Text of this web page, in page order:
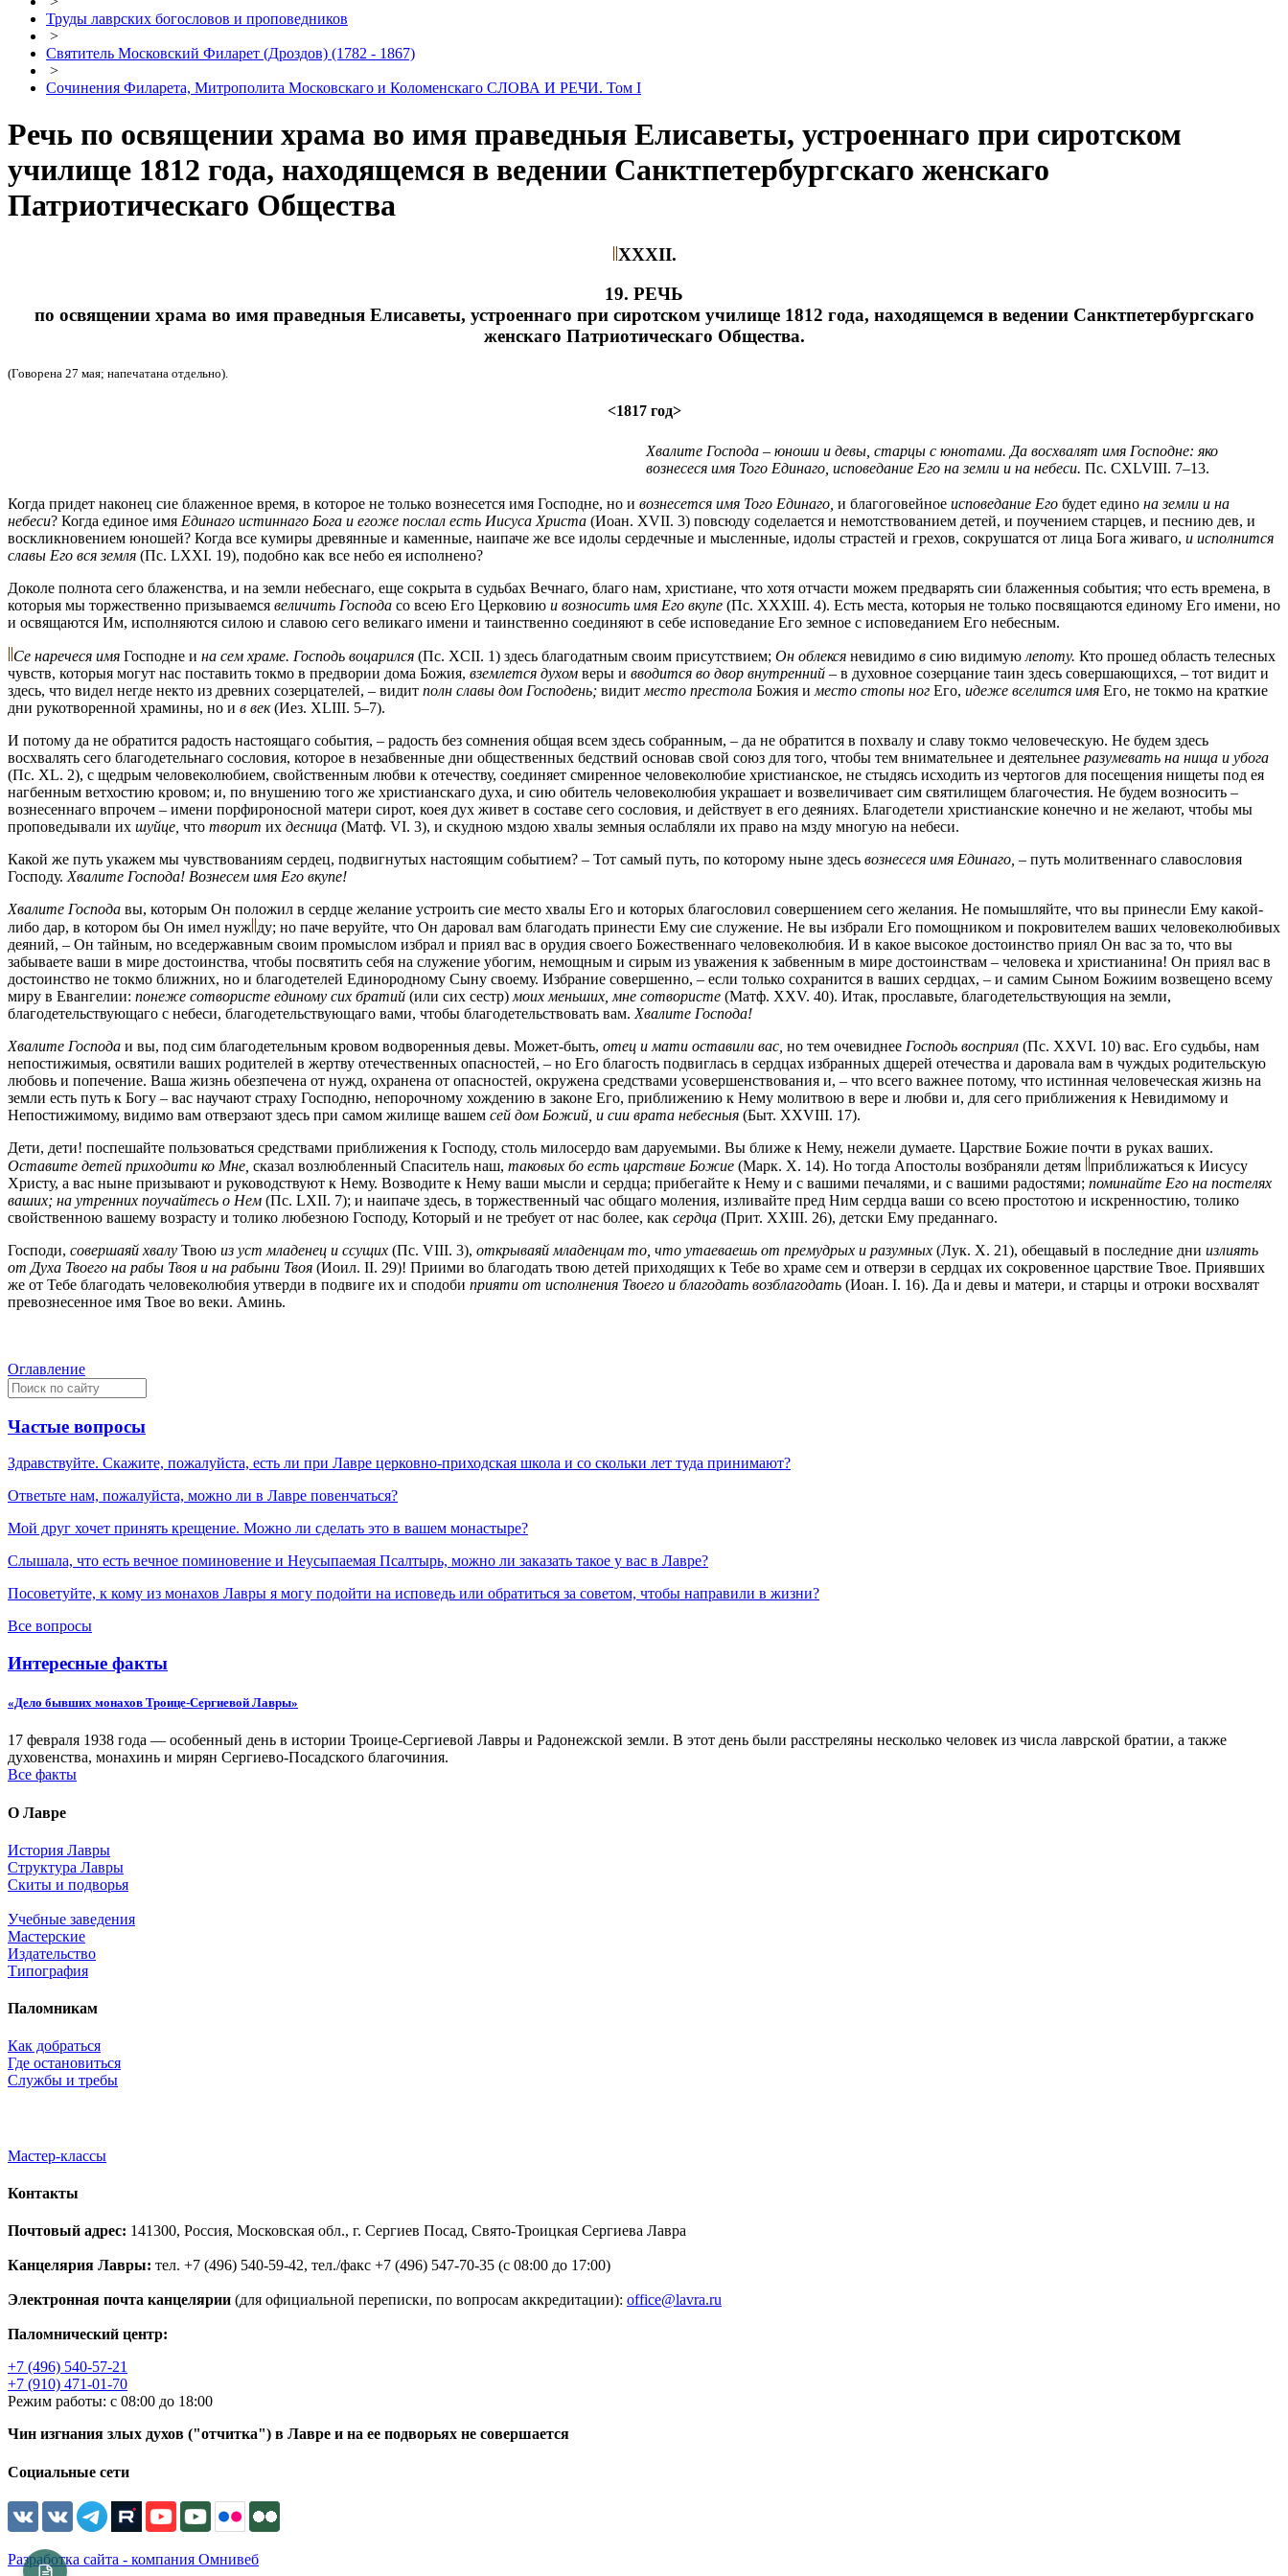
Труды лаврских богословов и проповедников
>
Святитель Московский Филарет (Дроздов) (1782 - 1867)
>
Сочинения Филарета, Митрополита Московскаго и Коломенскаго СЛОВА И РЕЧИ. Том I
Речь по освящении храма во имя праведныя Елисаветы, устроеннаго при сиротском
училище 1812 года, находящемся в ведении Санктпетербургскаго женскаго
Патриотическаго Общества
XXXII.
19. РЕЧЬ
по освящении храма во имя праведныя Елисаветы, устроеннаго при сиротском училище 1812 года, находящемся в ведении Санктпетербургскаго
женскаго Патриотическаго Общества.
(Говорена 27 мая; напечатана отдельно).
<1817 год>
Хвалите Господа – юноши и девы, старцы с юнотами. Да восхвалят имя Господне: яко
вознесеся имя Того Единаго, исповедание Его на земли и на небеси. Пс. CXLVIII. 7–13.
Когда придет наконец сие блаженное время, в которое не только вознесется имя Господне, но и вознесется имя Того Единаго, и благоговейное исповедание Его будет едино на земли и на
небеси? Когда единое имя Единаго истиннаго Бога и егоже послал есть Иисуса Христа (Иоан. XVII. 3) повсюду соделается и немотствованием детей, и поучением старцев, и песнию дев, и
воскликновением юношей? Когда все кумиры древянные и каменные, наипаче же все идолы сердечные и мысленные, идолы страстей и грехов, сокрушатся от лица Бога живаго, и исполнится
славы Его вся земля (Пс. LXXI. 19), подобно как все небо ея исполнено?
Доколе полнота сего блаженства, и на земли небеснаго, еще сокрыта в судьбах Вечнаго, благо нам, христиане, что хотя отчасти можем предварять сии блаженныя события; что есть времена, в
которыя мы торжественно призываемся величить Господа со всею Его Церковию и возносить имя Его вкупе (Пс. XXXIII. 4). Есть места, которыя не только посвящаются единому Его имени, но
и освящаются Им, исполняются силою и славою сего великаго имени и таинственно соединяют в себе исповедание Его земное с исповеданием Его небесным.
Се наречеся имя Господне и на сем храме. Господь воцарился (Пс. XCII. 1) здесь благодатным своим присутствием; Он облекся невидимо в сию видимую лепоту. Кто прошед область телесных
чувств, которыя могут нас поставить токмо в предвории дома Божия, вземлется духом веры и вводится во двор внутренний – в духовное созерцание таин здесь совершающихся, – тот видит и
здесь, что видел негде некто из древних созерцателей, – видит полн славы дом Господень; видит место престола Божия и место стопы ног Его, идеже вселится имя Его, не токмо на краткие
дни рукотворенной храмины, но и в век(Иез. XLIII. 5–7).
И потому да не обратится радость настоящаго события, – радость без сомнения общая всем здесь собранным, – да не обратится в похвалу и славу токмо человеческую. Не будем здесь
восхвалять сего благодетельнаго сословия, которое в незабвенные дни общественных бедствий основав свой союз для того, чтобы тем внимательнее и деятельнее разумевать на нища и убога
(Пс. XL. 2), с щедрым человеколюбием, свойственным любви к отечеству, соединяет смиренное человеколюбие христианское, не стыдясь исходить из чертогов для посещения нищеты под ея
нагбенным ветхостию кровом; и, по внушению того же христианскаго духа, и сию обитель человеколюбия украшает и возвеличивает сим святилищем благочестия. Не будем возносить –
вознесеннаго впрочем – имени порфироносной матери сирот, коея дух живет в составе сего сословия, и действует в его деяниях. Благодетели христианские конечно и не желают, чтобы мы
проповедывали их шуйце, что творит их десница (Матф. VI. 3), и скудною мздою хвалы земныя ослабляли их право на мзду многую на небеси.
Какой же путь укажем мы чувствованиям сердец, подвигнутых настоящим событием? – Тот самый путь, по которому ныне здесь вознесеся имя Единаго, – путь молитвеннаго славословия
Господу. Хвалите Господа! Вознесем имя Его вкупе!
Хвалите Господа вы, которым Он положил в сердце желание устроить сие место хвалы Его и которых благословил совершением сего желания. Не помышляйте, что вы принесли Ему какой-
либо дар, в котором бы Он имел нуж ду; но паче веруйте, что Он даровал вам благодать принести Ему сие служение. Не вы избрали Его помощником и покровителем ваших человеколюбивых
деяний, – Он тайным, но вседержавным своим промыслом избрал и приял вас в орудия своего Божественнаго человеколюбия. И в какое высокое достоинство приял Он вас за то, что вы
забываете ваши в мире достоинства, чтобы посвятить себя на служение убогим, немощным и сирым из уважения к забвенным в мире достоинствам – человека и христианина! Он приял вас в
достоинство не токмо ближних, но и благодетелей Единородному Сыну своему. Избрание совершенно, – если только сохранится в ваших сердцах, – и самим Сыном Божиим возвещено всему
миру в Евангелии: понеже сотвористе единому сих братий (или сих сестр) моих меньших, мне сотвористе (Матф. XXV. 40). Итак, прославьте, благодетельствующия на земли,
благодетельствующаго с небеси, благодетельствующаго вами, чтобы благодетельствовать вам. Хвалите Господа!
Хвалите Господа и вы, под сим благодетельным кровом водворенныя девы. Может-быть, отец и мати оставили вас, но тем очевиднее Господь восприял (Пс. XXVI. 10) вас. Его судьбы, нам
непостижимыя, освятили ваших родителей в жертву отечественных опасностей, – но Его благость подвиглась в сердцах избранных дщерей отечества и даровала вам в чуждых родительскую
любовь и попечение. Ваша жизнь обезпечена от нужд, охранена от опасностей, окружена средствами усовершенствования и, – что всего важнее потому, что истинная человеческая жизнь на
земли есть путь к Богу – вас научают страху Господню, непорочному хождению в законе Его, приближению к Нему молитвою в вере и любви и, для сего приближения к Невидимому и
Непостижимому, видимо вам отверзают здесь при самом жилище вашем сей дом Божий, и сии врата небесныя (Быт. XXVIII. 17).
Дети, дети! поспешайте пользоваться средствами приближения к Господу, столь милосердо вам даруемыми. Вы ближе к Нему, нежели думаете. Царствие Божие почти в руках ваших.
Оставите детей приходити ко Мне, сказал возлюбленный Спаситель наш, таковых бо есть царствие Божие (Марк. X. 14). Но тогда Апостолы возбраняли детям приближаться к Иисусу
Христу, а вас ныне призывают и руководствуют к Нему. Возводите к Нему ваши мысли и сердца; прибегайте к Нему и с вашими печалями, и с вашими радостями; поминайте Его на постелях
ваших; на утренних поучайтесь о Нем (Пс. LXII. 7); и наипаче здесь, в торжественный час общаго моления, изливайте пред Ним сердца ваши со всею простотою и искренностию, толико
свойственною вашему возрасту и толико любезною Господу, Который и не требует от нас более, как сердца (Прит. XXIII. 26), детски Ему преданнаго.
Господи, совершаяй хвалу Твою из уст младенец и ссущих (Пс. VIII. 3), открываяй младенцам то, что утаеваешь от премудрых и разумных (Лук. X. 21), обещавый в последние дни излиять
от Духа Твоего на рабы Твоя и на рабыни Твоя (Иоил. II. 29)! Приими во благодать твою детей приходящих к Тебе во храме сем и отверзи в сердцах их сокровенное царствие Твое. Приявших
же от Тебе благодать человеколюбия утверди в подвиге их и сподоби прияти от исполнения Твоего и благодать возблагодать (Иоан. I. 16). Да и девы и матери, и старцы и отроки восхвалят
превознесенное имя Твое во веки. Аминь.
Оглавление
Частые вопросы
Здравствуйте. Скажите, пожалуйста, есть ли при Лавре церковно-приходская школа и со скольки лет туда принимают?
Ответьте нам, пожалуйста, можно ли в Лавре повенчаться?
Мой друг хочет принять крещение. Можно ли сделать это в вашем монастыре?
Слышала, что есть вечное поминовение и Неусыпаемая Псалтырь, можно ли заказать такое у вас в Лавре?
Посоветуйте, к кому из монахов Лавры я могу подойти на исповедь или обратиться за советом, чтобы направили в жизни?
Все вопросы
Интересные факты
«Дело бывших монахов Троице-Сергиевой Лавры»
17 февраля 1938 года — особенный день в истории Троице-Сергиевой Лавры и Радонежской земли. В этот день были расстреляны несколько человек из числа лаврской братии, а также
духовенства, монахинь и мирян Сергиево-Посадского благочиния.
Все факты
О Лавре
История Лавры
Структура Лавры
Скиты и подворья
Учебные заведения
Мастерские
Издательство
Типография
Паломникам
Как добраться
Где остановиться
Службы и требы
Мастер-классы
Контакты
Почтовый адрес: 141300, Россия, Московская обл., г. Сергиев Посад, Свято-Троицкая Сергиева Лавра
Канцелярия Лавры: тел. +7 (496) 540-59-42, тел./факс +7 (496) 547-70-35 (с 08:00 до 17:00)
Электронная почта канцелярии (для официальной переписки, по вопросам аккредитации): office@lavra.ru
Паломнический центр:
+7 (496) 540-57-21
+7 (910) 471-01-70
Режим работы: с 08:00 до 18:00
Чин изгнания злых духов ("отчитка") в Лавре и на ее подворьях не совершается
Социальные сети
Разработка сайта - компания Омнивеб